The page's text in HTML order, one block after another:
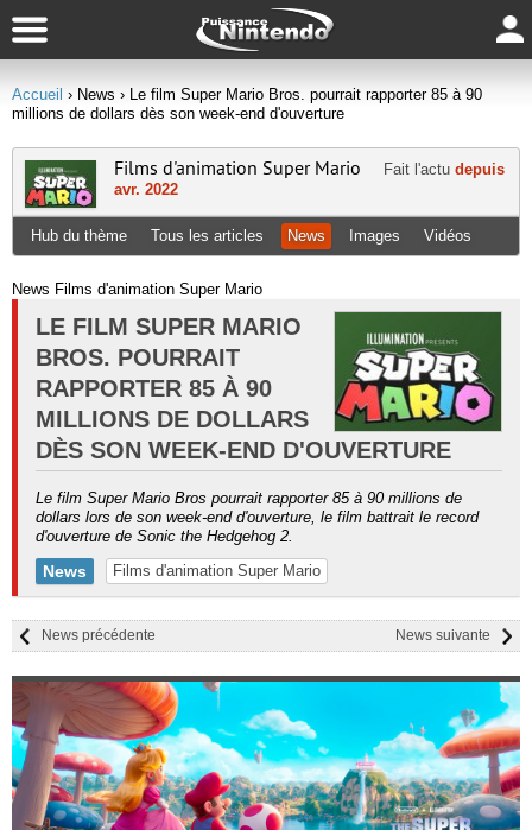
Accueil › News › Le film Super Mario Bros. pourrait rapporter 85 à 90
millions de dollars dès son week-end d'ouverture
Films d'animation Super Mario Fait l'actu depuis
avr. 2022
Hub du thème Tous les articles News Images Vidéos
News Films d'animation Super Mario
LE FILM SUPER MARIO
BROS. POURRAIT
RAPPORTER 85 À 90
MILLIONS DE DOLLARS
DÈS SON WEEK-END D'OUVERTURE
Le film Super Mario Bros pourrait rapporter 85 à 90 millions de
dollars lors de son week-end d'ouverture, le film battrait le record
d'ouverture de Sonic the Hedgehog 2.
News Films d'animation Super Mario
News suivante
News précédente